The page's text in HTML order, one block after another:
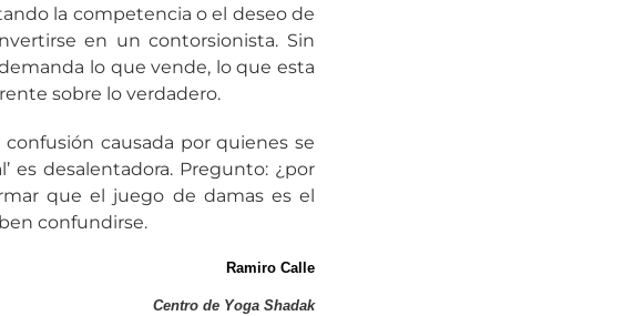
la competencia o el deseo de
en un contorsionista. Sin
lo que vende, lo que esta
sobre lo verdadero.
causada por quienes se
es desalentadora. Pregunto: ¿por
que el juego de damas es el
confundirse.
Ramiro Calle
Centro de Yoga Shadak